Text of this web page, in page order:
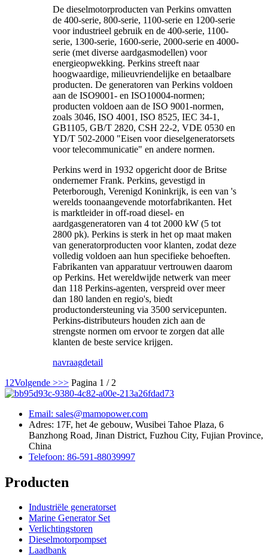
De dieselmotorproducten van Perkins omvatten
de 400-serie, 800-serie, 1100-serie en 1200-serie
voor industrieel gebruik en de 400-serie, 1100-
serie, 1300-serie, 1600-serie, 2000-serie en 4000-
serie (met diverse aardgasmodellen) voor
energieopwekking. Perkins streeft naar
hoogwaardige, milieuvriendelijke en betaalbare
producten. De generatoren van Perkins voldoen
aan de ISO9001- en ISO10004-normen;
producten voldoen aan de ISO 9001-normen,
zoals 3046, ISO 4001, ISO 8525, IEC 34-1,
GB1105, GB/T 2820, CSH 22-2, VDE 0530 en
YD/T 502-2000 "Eisen voor dieselgeneratorsets
voor telecommunicatie" en andere normen.
Perkins werd in 1932 opgericht door de Britse
ondernemer Frank. Perkins, gevestigd in
Peterborough, Verenigd Koninkrijk, is een van 's
werelds toonaangevende motorfabrikanten. Het
is marktleider in off-road diesel- en
aardgasgeneratoren van 4 tot 2000 kW (5 tot
2800 pk). Perkins is sterk in het op maat maken
van generatorproducten voor klanten, zodat deze
volledig voldoen aan hun specifieke behoeften.
Fabrikanten van apparatuur vertrouwen daarom
op Perkins. Het wereldwijde netwerk van meer
dan 118 Perkins-agenten, verspreid over meer
dan 180 landen en regio's, biedt
productondersteuning via 3500 servicepunten.
Perkins-distributeurs houden zich aan de
strengste normen om ervoor te zorgen dat alle
klanten de beste service krijgen.
navraagdetail
1 2Volgende >>> Pagina 1 / 2
Email: sales@mamopower.com
Adres: 17F, het 4e gebouw, Wusibei Tahoe Plaza, 6
Banzhong Road, Jinan District, Fuzhou City, Fujian Province,
China
Telefoon: 86-591-88039997
Producten
Industriële generatorset
Marine Generator Set
Verlichtingstoren
Dieselmotorpompset
Laadbank